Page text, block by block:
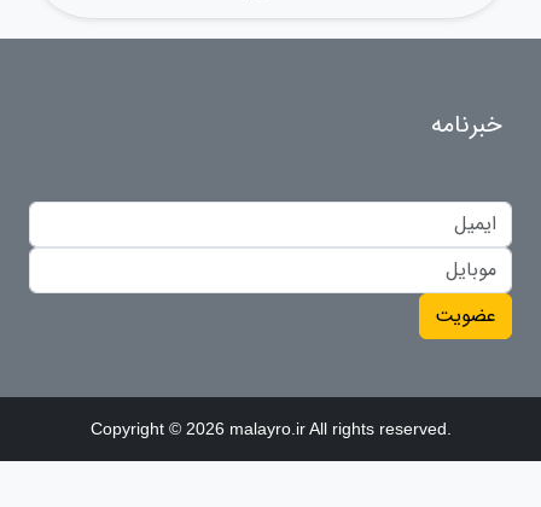
خبرنامه
عضویت
Copyright © 2026 malayro.ir All rights reserved.